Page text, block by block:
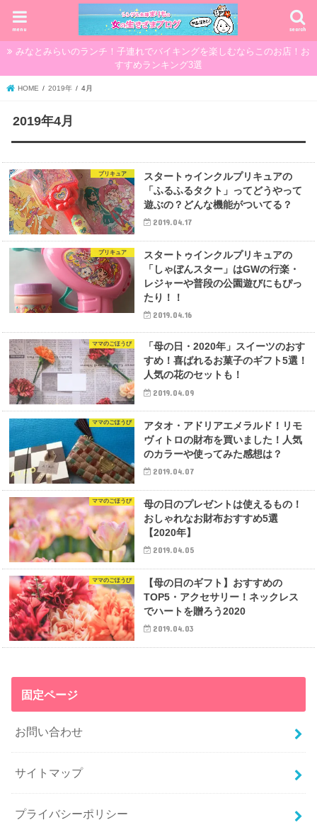
search
menu
みなとみらいのランチ！子連れでバイキングを楽しむならこのお店！お
すすめランキング3選
HOME 2019年 4月
2019年4月
プリキュア
スタートゥインクルプリキュアの
「ふるふるタクト」ってどうやって
遊ぶの？どんな機能がついてる？
2019.04.17
プリキュア
スタートゥインクルプリキュアの
「しゃぼんスター」はGWの行楽・
レジャーや普段の公園遊びにもぴっ
たり！！
2019.04.16
ママのごほうび
「母の日・2020年」スイーツのおす
すめ！喜ばれるお菓子のギフト5選！
人気の花のセットも！
2019.04.09
ママのごほうび
アタオ・アドリアエメラルド！リモ
ヴィトロの財布を買いました！人気
のカラーや使ってみた感想は？
2019.04.07
ママのごほうび
母の日のプレゼントは使えるもの！
おしゃれなお財布おすすめ5選
【2020年】
2019.04.05
ママのごほうび
【母の日のギフト】おすすめの
TOP5・アクセサリー！ネックレス
でハートを贈ろう2020
2019.04.03
固定ページ
お問い合わせ
サイトマップ
プライバシーポリシー